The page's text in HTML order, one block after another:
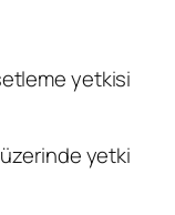
yetkisi
yetki